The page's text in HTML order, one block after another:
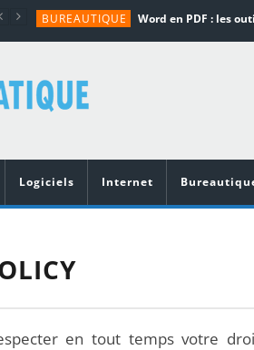
BUREAUTIQUE
TUTORIALS
MATÉRIEL
Logiciels Internet
en tout temps votre